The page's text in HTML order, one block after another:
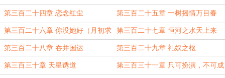
第三百二十四章 恋念红尘 第三百二十五章 一树摇情万目春
第三百二十六章 你没她好（月初求
月票）
第三百二十七章 恒河之水天上来
第三百二十八章 吞并国运 第三百二十九章 礼奴之枢
第三百三十章 天星诱道 第三百三十一章 只可扮演，不可成